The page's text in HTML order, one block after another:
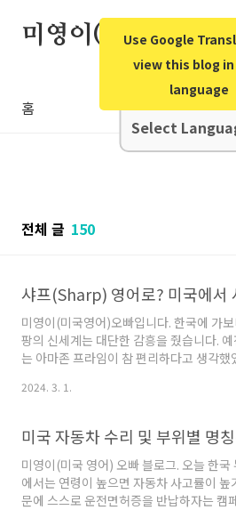
Use Google
view this blog
language
Google
Select
미영이(미국영어)오
홈
전체 글 150
미영이(미국영어)오빠입니다. 한국에 가
팡의 신세계는 대단한 감흥을 줬습니다. 예
는 아마존 프라임이 참 편리하다고 생각했
니다. (아마존은 신선/냉동 식품은 배송이
에서 사온것이니 미국에서는 수입품)'이 낡
동이 안돼 습관처럼 아마존 앱을 열어 구입
고 했었는데 샤프가 안나오더군요. 그때서
사용하던 내 샤프가 영어로 샤프일까란 의
들었어요.오늘은 여러분과 함께 ' 샤프
2024. 3. 1.
미영이(미국 영어) 오빠 블로그. 오늘 한국
에서는 연령이 높으면 자동차 사고률이 높
문에 스스로 운전면허증을 반납하자는 캠